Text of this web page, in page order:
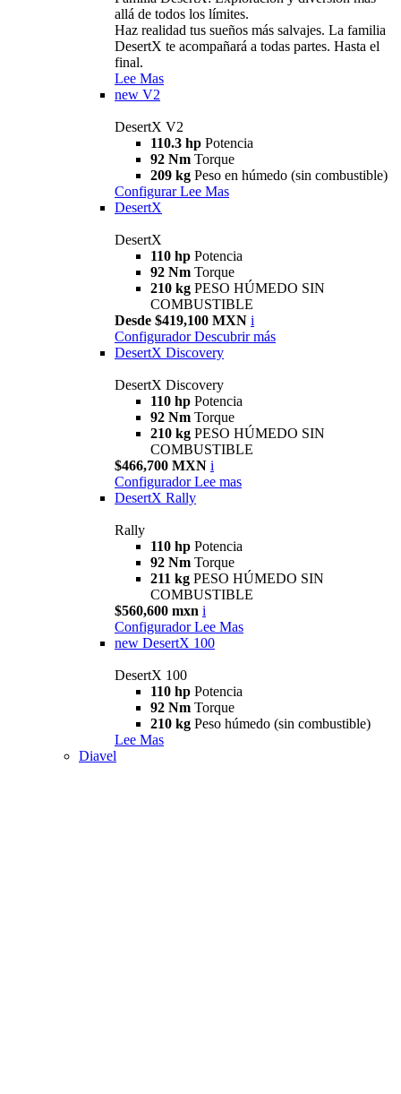
allá de todos los límites.
Haz realidad tus sueños más salvajes. La familia
DesertX te acompañará a todas partes. Hasta el
final.
Lee Mas
new V2
DesertX V2
110.3 hp Potencia
92 Nm Torque
209 kg Peso en húmedo (sin combustible)
Configurar Lee Mas
DesertX
DesertX
110 hp Potencia
92 Nm Torque
210 kg PESO HÚMEDO SIN
COMBUSTIBLE
Desde $419,100 MXN i
Configurador Descubrir más
DesertX Discovery
DesertX Discovery
110 hp Potencia
92 Nm Torque
210 kg PESO HÚMEDO SIN
COMBUSTIBLE
$466,700 MXN i
Configurador Lee mas
DesertX Rally
Rally
110 hp Potencia
92 Nm Torque
211 kg PESO HÚMEDO SIN
COMBUSTIBLE
$560,600 mxn i
Configurador Lee Mas
new DesertX 100
DesertX 100
110 hp Potencia
92 Nm Torque
210 kg Peso húmedo (sin combustible)
Lee Mas
Diavel